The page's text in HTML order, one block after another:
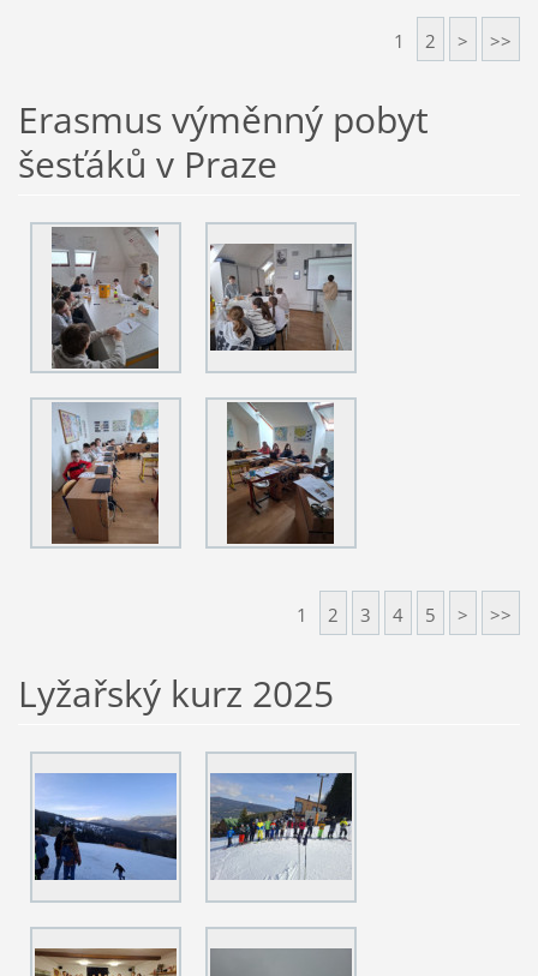
1 2 > >>
Erasmus výměnný pobyt
šesťáků v Praze
1 2 3 4 5 > >>
Lyžařský kurz 2025